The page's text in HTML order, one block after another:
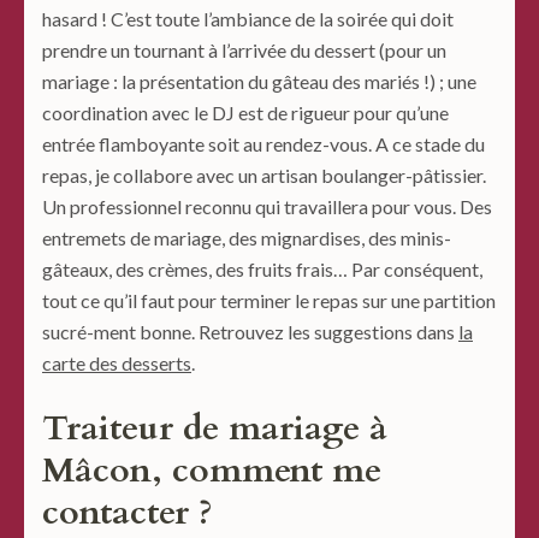
hasard ! C’est toute l’ambiance de la soirée qui doit
prendre un tournant à l’arrivée du dessert (pour un
mariage : la présentation du gâteau des mariés !) ; une
coordination avec le DJ est de rigueur pour qu’une
entrée flamboyante soit au rendez-vous. A ce stade du
repas, je collabore avec un artisan boulanger-pâtissier.
Un professionnel reconnu qui travaillera pour vous. Des
entremets de mariage, des mignardises, des minis-
gâteaux, des crèmes, des fruits frais… Par conséquent,
tout ce qu’il faut pour terminer le repas sur une partition
sucré-ment bonne. Retrouvez les suggestions dans la
carte des desserts
Traiteur de mariage à
Mâcon, comment me
contacter ?